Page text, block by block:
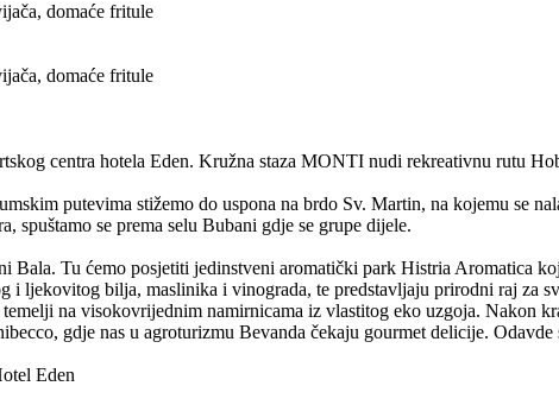
domaće fritule
domaće fritule
centra hotela Eden. Kružna staza MONTI nudi rekreativnu rutu
putevima stižemo do uspona na brdo Sv. Martin, na kojemu se
spuštamo se prema selu Bubani gdje se grupe dijele.
Tu ćemo posjetiti jedinstveni aromatički park Histria Aromatica
i ljekovitog bilja, maslinika i vinograda, te predstavljaju prirodni raj za
na visokovrijednim namirnicama iz vlastitog eko uzgoja. Nakon
gdje nas u agroturizmu Bevanda čekaju gourmet delicije. Odavde
Eden